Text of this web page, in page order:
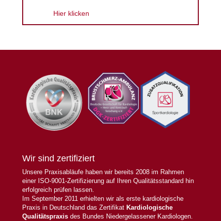
Hier klicken
Wir sind zertifiziert
Unsere Praxisabläufe haben wir bereits 2008 im Rahmen
einer ISO-9001-Zertifizierung auf Ihren Qualitätsstandard hin
erfolgreich prüfen lassen.
Im September 2011 erhielten wir als erste kardiologische
Praxis in Deutschland das Zertifikat Kardiologische
Qualitätspraxisdes Bundes Niedergelassener Kardiologen.